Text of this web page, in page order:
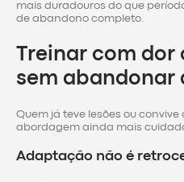
mais duradouros do que
de abandono completo.
Treinar com dor
sem abandonar
Quem já teve lesões ou
abordagem ainda mais
Adaptação não é